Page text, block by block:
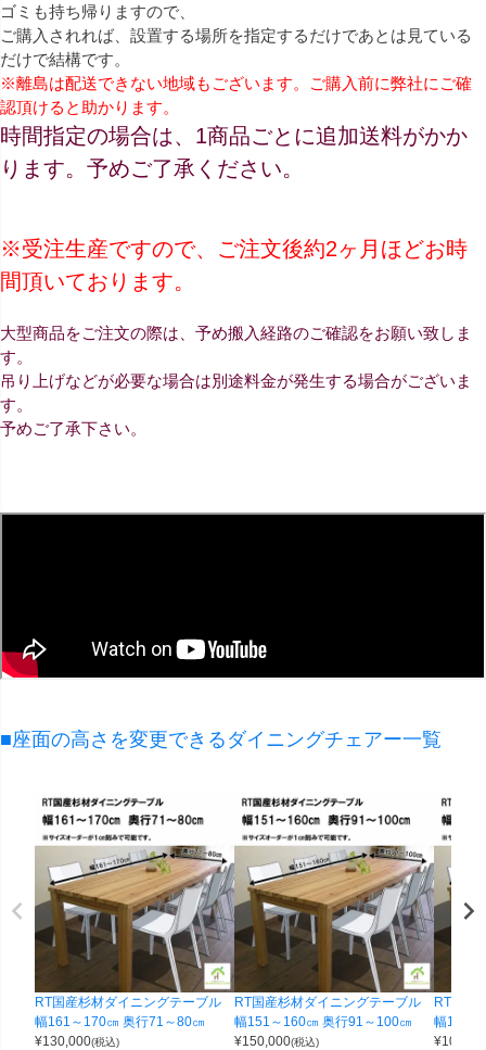
ゴミも持ち帰りますので、
ご購入されれば、設置する場所を指定するだけであとは見ている
だけで結構です。
※離島は配送できない地域もございます。ご購入前に弊社にご確
認頂けると助かります。
時間指定の場合は、1商品ごとに追加送料がかか
ります。予めご了承ください。
※受注生産ですので、ご注文後約2ヶ月ほどお時
間頂いております。
大型商品をご注文の際は、予め搬入経路のご確認をお願い致しま
す。
吊り上げなどが必要な場合は別途料金が発生する場合がございま
す。
予めご了承下さい。
■座面の高さを変更できるダイニングチェアー一覧
RT国産杉材ダイニングテーブル
幅161～170㎝ 奥行71～80㎝
¥130,000(税込)
RT国産杉材ダイニングテーブル
幅151～160㎝ 奥行91～100㎝
¥150,000(税込)
RT国産
幅161～
¥